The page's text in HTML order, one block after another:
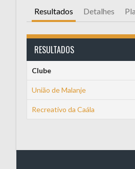
Resultados Detalhes
RESULTADOS
Clube
União de Malanje
Recreativo da Caála